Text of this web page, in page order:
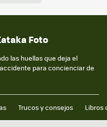
Foto
las huellas que deja el
para concienciar de
Trucos y consejos Libros